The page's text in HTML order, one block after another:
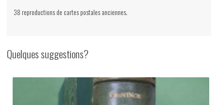
Europese
38 reproductions de cartes postales anciennes.
Quelques suggestions?